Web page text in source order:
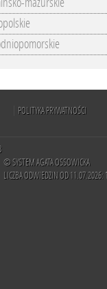
POLITYKA PRYWATNOŚCI
© SYSTEM AGATA OSSOWICKA
LICZBA ODWIEDZIN OD 11.07.2026: